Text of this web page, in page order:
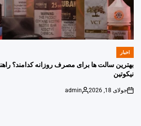
POSTED
اخبار
بهترین سالت ها برای مصرف روزانه کدامند؟
نیکوتین
on
جولای 18, 2026
Posted
admin